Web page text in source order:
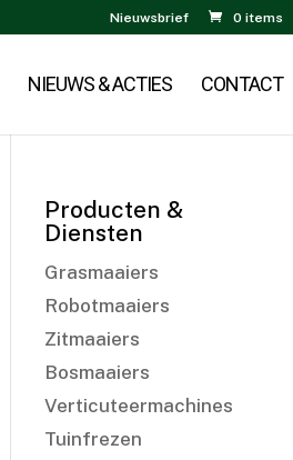
Nieuwsbrief 0 items
NIEUWS & ACTIES CONTACT
Producten &
Diensten
Grasmaaiers
Robotmaaiers
Zitmaaiers
Bosmaaiers
Verticuteermachines
Tuinfrezen